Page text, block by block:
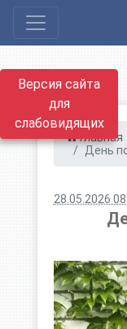
Версия сайта
для
слабовидящих
Главная
День
28.05.2026